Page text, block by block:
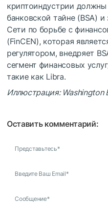
криптоиндустрии должны
банковской тайне (BSA) и
Сети по борьбе с
(FinCEN), которая
регулятором, внедряет
сегмент финансовых
такие как Libra.
Иллюстрация: Washington
Оставить комментарий:
Представьтесь*
Введите Ваш Email*
Сообщение*